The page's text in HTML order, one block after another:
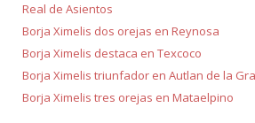
Real de Asientos
Borja Ximelis dos orejas en Reynosa
Borja Ximelis destaca en Texcoco
Borja Ximelis triunfador en Autlan de la
Borja Ximelis tres orejas en Mataelpino